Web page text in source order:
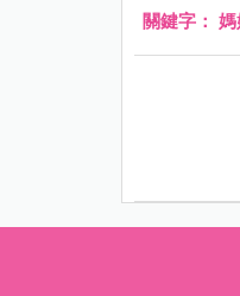
關鍵字： 媽